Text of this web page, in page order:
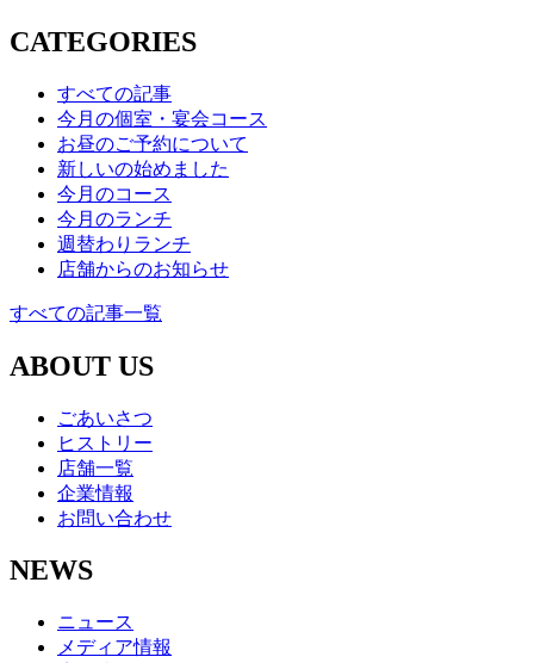
CATEGORIES
すべての記事
今月の個室・宴会コース
お昼のご予約について
新しいの始めました
今月のコース
今月のランチ
週替わりランチ
店舗からのお知らせ
すべての記事一覧
ABOUT US
ごあいさつ
ヒストリー
店舗一覧
企業情報
お問い合わせ
NEWS
ニュース
メディア情報